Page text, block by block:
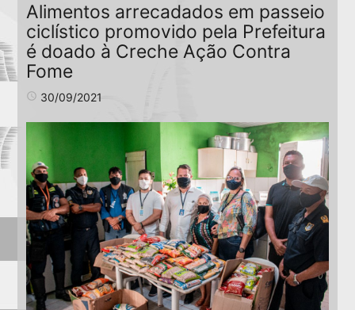
Alimentos arrecadados em passeio
ciclístico promovido pela Prefeitura
é doado à Creche Ação Contra
Fome
access_time 30/09/2021